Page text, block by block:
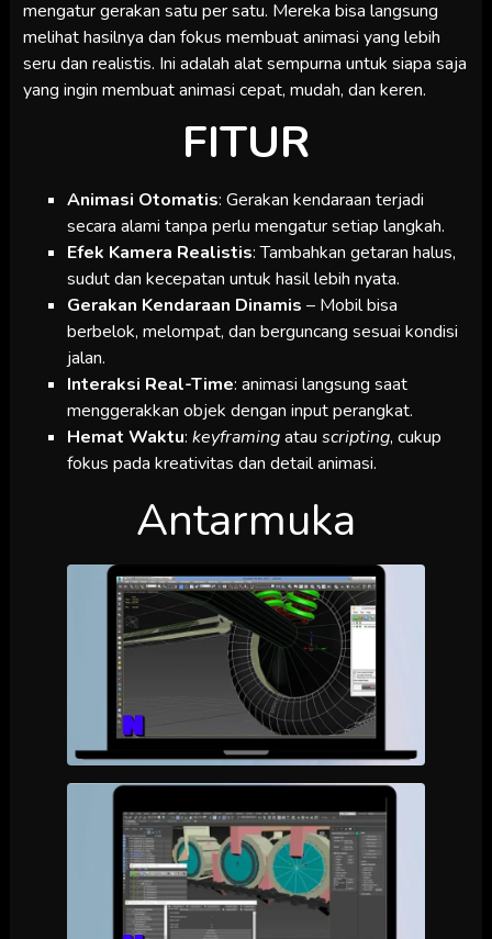
mengatur gerakan satu per satu. Mereka bisa langsung
melihat hasilnya dan fokus membuat animasi yang lebih
seru dan realistis. Ini adalah alat sempurna untuk siapa saja
yang ingin membuat animasi cepat, mudah, dan keren.
FITUR
Animasi Otomatis: Gerakan kendaraan terjadi
secara alami tanpa perlu mengatur setiap langkah.
Efek Kamera Realistis: Tambahkan getaran halus,
sudut dan kecepatan untuk hasil lebih nyata.
Gerakan Kendaraan Dinamis – Mobil bisa
berbelok, melompat, dan berguncang sesuai kondisi
jalan.
Interaksi Real-Time: animasi langsung saat
menggerakkan objek dengan input perangkat.
Hemat Waktu: keyframingatau scripting, cukup
fokus pada kreativitas dan detail animasi.
Antarmuka